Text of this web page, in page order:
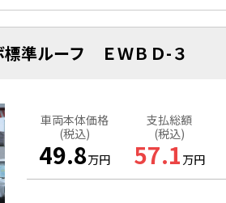
準ルーフ ＥＷＢＤ-３
車両本体価格
(税込)
49.8万円
支払総額
(税込)
57.1 万円